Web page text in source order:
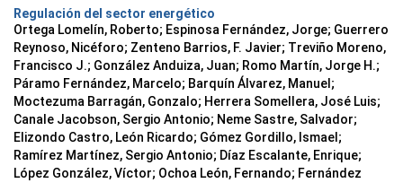
Regulación del sector energético
Ortega Lomelín, Roberto; Espinosa Fernández, Jorge; Guerrero
Reynoso, Nicéforo; Zenteno Barrios, F. Javier; Treviño Moreno,
Francisco J.; González Anduiza, Juan; Romo Martín, Jorge H.;
Páramo Fernández, Marcelo; Barquín Álvarez, Manuel;
Moctezuma Barragán, Gonzalo; Herrera Somellera, José Luis;
Canale Jacobson, Sergio Antonio; Neme Sastre, Salvador;
Elizondo Castro, León Ricardo; Gómez Gordillo, Ismael;
Ramírez Martínez, Sergio Antonio; Díaz Escalante, Enrique;
López González, Víctor; Ochoa León, Fernando; Fernández